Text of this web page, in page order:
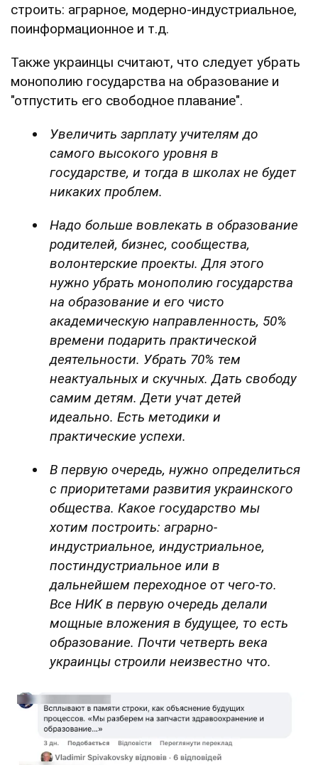
строить: аграрное, модерно-индустриальное,
поинформационное и т.д.
Также украинцы считают, что следует убрать
монополию государства на образование и
"отпустить его свободное плавание".
Увеличить зарплату учителям до
самого высокого уровня в
государстве, и тогда в школах не будет
никаких проблем.
Надо больше вовлекать в образование
родителей, бизнес, сообщества,
волонтерские проекты. Для этого
нужно убрать монополию государства
на образование и его чисто
академическую направленность, 50%
времени подарить практической
деятельности. Убрать 70% тем
неактуальных и скучных. Дать свободу
самим детям. Дети учат детей
идеально. Есть методики и
практические успехи.
В первую очередь, нужно определиться
с приоритетами развития украинского
общества. Какое государство мы
хотим построить: аграрно-
индустриальное, индустриальное,
постиндустриальное или в
дальнейшем переходное от чего-то.
Все НИК в первую очередь делали
мощные вложения в будущее, то есть
образование. Почти четверть века
украинцы строили неизвестно что.